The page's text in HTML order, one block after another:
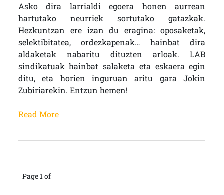
Asko dira larrialdi egoera honen aurrean
hartutako neurriek sortutako gatazkak.
Hezkuntzan ere izan du eragina: oposaketak,
selektibitatea, ordezkapenak… hainbat dira
aldaketak nabaritu dituzten arloak. LAB
sindikatuak hainbat salaketa eta eskaera egin
ditu, eta horien inguruan aritu gara Jokin
Zubiriarekin. Entzun hemen!
Read More
Page 1 of